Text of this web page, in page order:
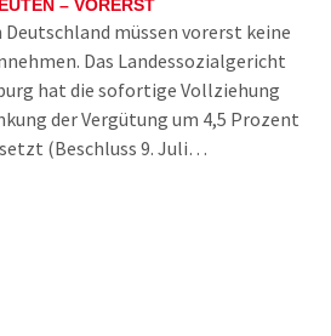
– VORERST
müssen vorerst keine
Das Landessozialgericht
hat die sofortige Vollziehung
der Vergütung um 4,5 Prozent
(Beschluss 9. Juli…